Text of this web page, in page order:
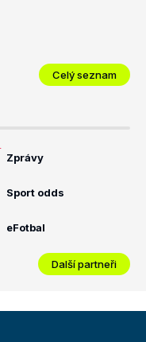
Celý seznam
Zprávy
Sport odds
eFotbal
Další partneři